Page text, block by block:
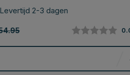
2-3 dagen